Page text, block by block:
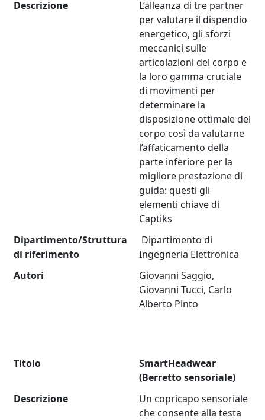
Descrizione
L’alleanza di tre partner
per valutare il dispendio
energetico, gli sforzi
meccanici sulle
articolazioni del corpo e
la loro gamma cruciale
di movimenti per
determinare la
disposizione ottimale del
corpo così da valutarne
l’affaticamento della
parte inferiore per la
migliore prestazione di
guida: questi gli
elementi chiave di
Captiks
Dipartimento/Struttura
di riferimento
Dipartimento di
Ingegneria Elettronica
Autori
Giovanni Saggio,
Giovanni Tucci, Carlo
Alberto Pinto
Titolo
SmartHeadwear
(Berretto sensoriale)
Descrizione
Un copricapo sensoriale
che consente alla testa